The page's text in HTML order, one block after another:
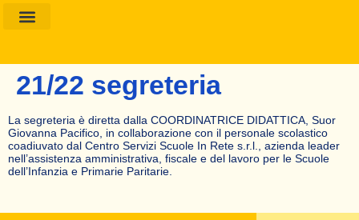
21/22 segreteria
La segreteria è diretta dalla COORDINATRICE DIDATTICA, Suor
Giovanna Pacifico, in collaborazione con il personale scolastico
coadiuvato dal Centro Servizi Scuole In Rete s.r.l., azienda leader
nell’assistenza amministrativa, fiscale e del lavoro per le Scuole
dell’Infanzia e Primarie Paritarie.